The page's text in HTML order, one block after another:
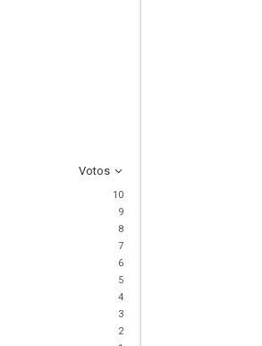
Votos
10
9
8
7
6
5
4
3
2